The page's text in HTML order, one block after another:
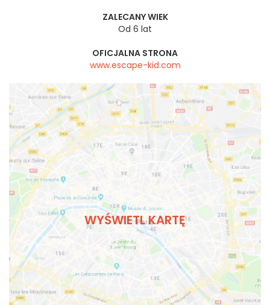
ZALECANY WIEK
Od 6 lat
OFICJALNA STRONA
www.escape-kid.com
WYŚWIETL KARTĘ